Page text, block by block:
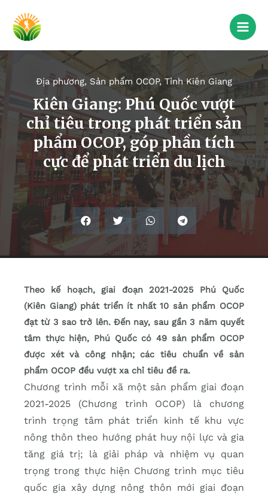
Địa phương, Sản phẩm OCOP, Tỉnh Kiên Giang
Kiên Giang: Phú Quốc vượt
chỉ tiêu trong phát triển sản
phẩm OCOP, góp phần tích
cực để phát triển du lịch
Theo kế hoạch, giai đoạn 2021-2025 Phú Quốc
(Kiên Giang) phát triển ít nhất 10 sản phẩm OCOP
đạt từ 3 sao trở lên. Đến nay, sau gần 3 năm quyết
tâm thực hiện, Phú Quốc có 49 sản phẩm OCOP
được xét và công nhận; các tiêu chuẩn về sản
phẩm OCOP đều vượt xa chỉ tiêu đề ra.
Chương trình mỗi xã một sản phẩm giai đoạn
2021-2025 (Chương trình OCOP) là chương
trình trọng tâm phát triển kinh tế khu vực
nông thôn theo hướng phát huy nội lực và gia
tăng giá trị; là giải pháp và nhiệm vụ quan
trọng trong thực hiện Chương trình mục tiêu
quốc gia xây dựng nông thôn mới giai đoạn